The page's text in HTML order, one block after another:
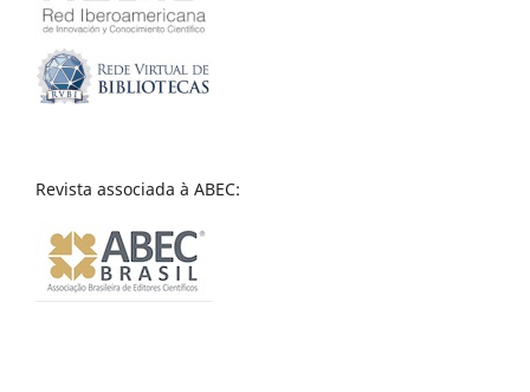
Revista associada à ABEC: